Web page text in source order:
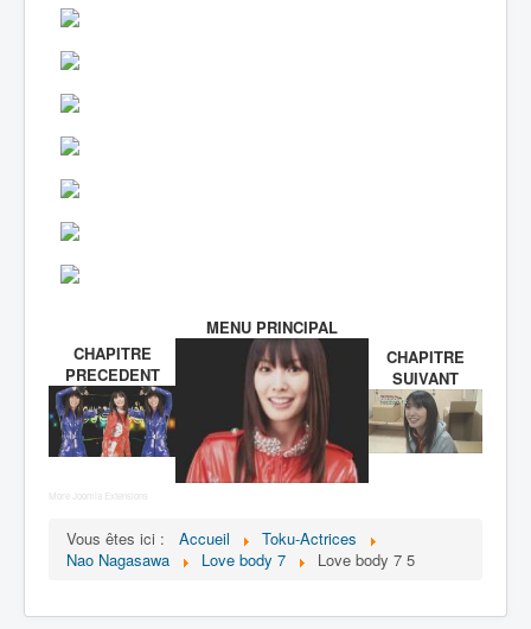
CHAPITRE
PRECEDENT
MENU PRINCIPAL
CHAPITRE
SUIVANT
More Joomla Extensions
Vous êtes ici : Accueil
Toku-Actrices
Nao Nagasawa
Love body 7 Love body 7 5